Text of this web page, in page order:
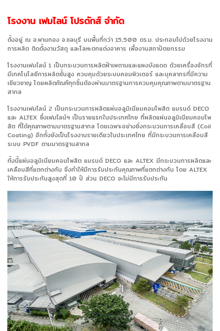
โรงงาน เฟมไลน์ โปรดักส์ จำกัด
ตั้งอยู่ ณ อ.พานทอง จ.ชลบุรี บนพื้นที่กว่า 15,500 ตร.ม. ประกอบไปด้วยโรงงาน
การผลิต ติดตั้งงานวัสดุ และโลหะตกแต่งอาคาร เพื่องานสถาปัตยกรรม
โรงงานเฟมไลน์ 1 เป็นกระบวนการผลิตฝ้าเพดานและแผงบังแดด ด้วยเครื่องจักรที่
มีเทคโนโลยีการผลิตชั้นสูง ควบคุมด้วยระบบคอมพิวเตอร์ และบุคลากรที่มีความ
เชียวชาญ โดยผลิตภัณฑ์ทุกชิ้นต้องผ่านมาตรฐานการควมคุมคุณภาพตามมาตรฐาน
สากล
โรงงานเฟมไลน์ 2 เป็นกระบวนการผลิตแผ่นอลูมิเนียมคอมโพสิต แบรนด์ DECO
และ ALTEX ซึ่งเฟมไลน์ฯ เป็นรายแรกในประเทศไทย ที่ผลิตแผ่นอลูมิเนียมคอมโพ
สิต ที่ได้คุณภาพตามมาตรฐานสากล โดยเฉพาะอย่างยิ่งกระบวนการเคลือบสี (Coil
Coating) อีกทั้งยังเป็นโรงงานรายเดียวในประเทศไทย ที่มีกระบวนการเคลือบสี
ระบบ PVDF ตามมาตรฐานสากล
ทั้งนี้แผ่นอลูมิเนียมคอมโพสิต แบรนด์ DECO และ ALTEX มีกระบวนการผลิตและ
เคลือบสีที่แตกต่างกัน จึงทำให้มีการรับประกันคุณภาพที่แตกต่างกัน โดย ALTEX
ให้การรับประกันสูงสุดที่ 10 ปี ส่วน DECO จะไม่มีการรับประกัน